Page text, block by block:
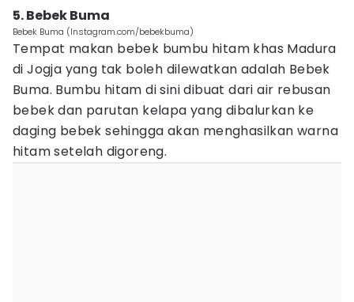
5. Bebek Buma
Bebek Buma (Instagram.com/bebekbuma)
Tempat makan bebek bumbu hitam khas Madura
di Jogja yang tak boleh dilewatkan adalah Bebek
Buma. Bumbu hitam di sini dibuat dari air rebusan
bebek dan parutan kelapa yang dibalurkan ke
daging bebek sehingga akan menghasilkan warna
hitam setelah digoreng.